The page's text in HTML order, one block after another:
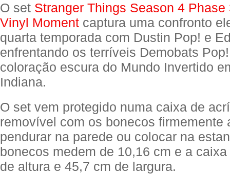
O set Stranger Things Season 4
Vinyl Moment captura uma confronto
quarta temporada com Dustin Pop! e
enfrentando os terríveis Demobats
coloração escura do Mundo Invertido
Indiana.
O set vem protegido numa caixa de
removível com os bonecos firmemente
pendurar na parede ou colocar na
bonecos medem de 10,16 cm e a
de altura e 45,7 cm de largura.